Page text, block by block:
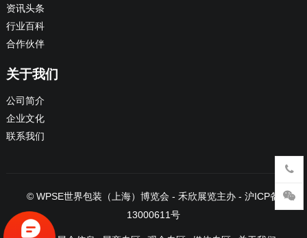
资讯头条
行业百科
合作伙伴
关于我们
公司简介
企业文化
联系我们
©WPSE世界包装（上海）博览会 - 禾欣展览主办 -沪ICP备
13000611号